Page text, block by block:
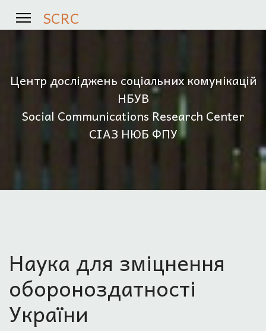
SCRC
Центр досліджень соціальних комунікацій
НБУВ
Social Communications Research Center
СІАЗ НЮБ ФПУ
Наука для зміцнення
обороноздатності
України